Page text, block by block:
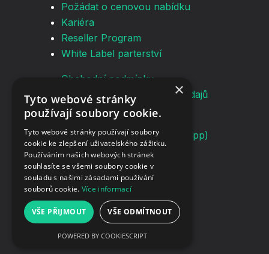
Požádat o cenovou nabídku
Kariéra
Reseller Program
White Label parterství
Obchodní podmínky
Zásady ochrany osobních údajů
info@screenmanager.tech
+420 604 487 886 (WhatsApp)
DIČ: CZ08543682
Kurzova 2222/16 155 00
Praha
Switch to English version
×
Tyto webové stránky
používají soubory cookie.
Tyto webové stránky používají soubory
cookie ke zlepšení uživatelského zážitku.
Používáním našich webových stránek
souhlasíte se všemi soubory cookie v
souladu s našimi zásadami používání
souborů cookie. Více informací
VŠE PŘIJMOUT VŠE ODMÍTNOUT
POWERED BY COOKIESCRIPT